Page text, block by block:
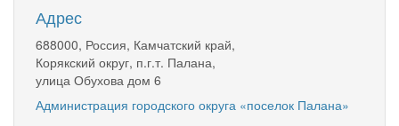
Адрес
688000, Россия, Камчатский край,
Корякский округ, п.г.т. Палана,
улица Обухова дом 6
Администрация городского округа «поселок Палана»